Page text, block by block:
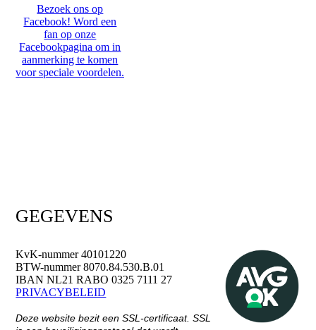
Bezoek ons op
Facebook! Word een
fan op onze
Facebookpagina om in
aanmerking te komen
voor speciale voordelen.
GEGEVENS
KvK-nummer 40101220
BTW-nummer 8070.84.530.B.01
IBAN NL21 RABO 0325 7111 27
PRIVACYBELEID
Deze website bezit een SSL-certificaat. SSL